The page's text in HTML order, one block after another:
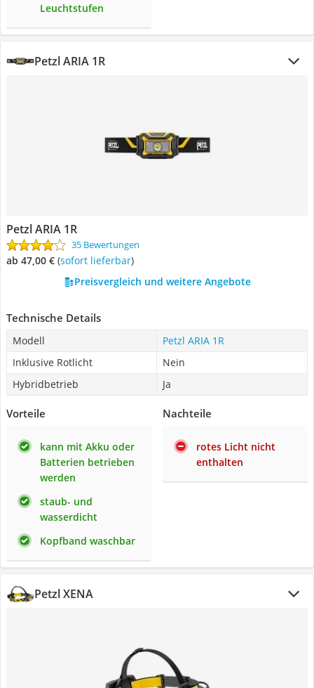
Leuchtstufen
Petzl ARIA 1R
Petzl ARIA 1R
35 Bewertungen
ab 47,00 € ( Sofort lieferbar)
Preisvergleich und weitere Angebote
Technische Details
Modell
Petzl ARIA 1R
Inklusive Rotlicht
Nein
Hybridbetrieb
Ja
Vorteile
kann mit Akku oder
Batterien betrieben
werden
staub- und
wasserdicht
Kopfband waschbar
Nachteile
rotes Licht nicht
enthalten
Petzl XENA